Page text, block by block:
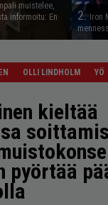
muistelee,
informoitu: En
2. Iron
OLLI LINDHOLM YÖ
kieltää
pyörtää